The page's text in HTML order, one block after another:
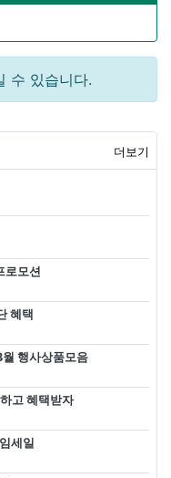
수 있습니다.
더보기
로모션
혜택
행사상품모음
고 혜택받자
세일